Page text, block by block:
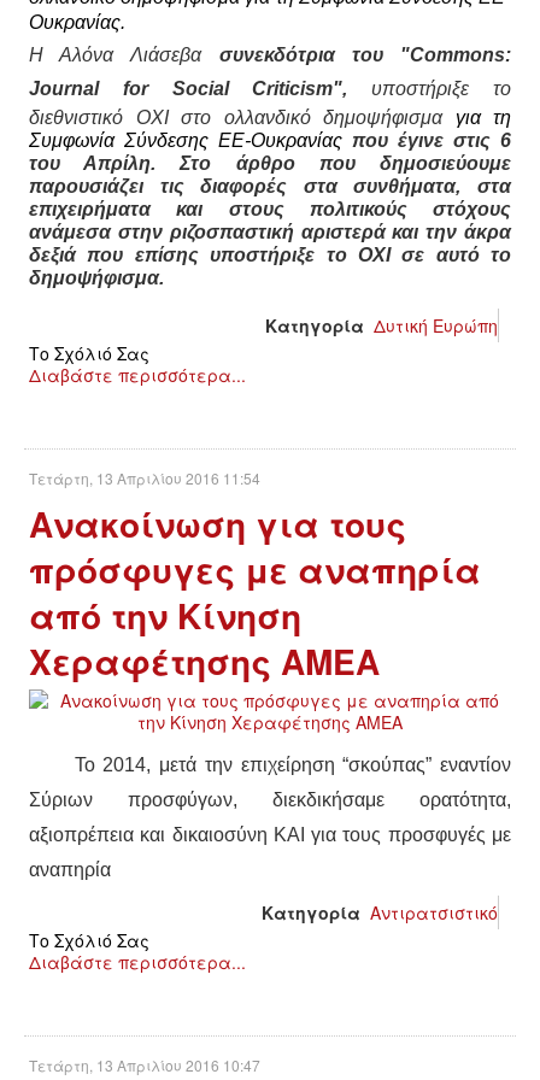
Ουκρανίας.
Η Αλόνα Λιάσεβα συνεκδότρια του "Commons:
Journal for Social Criticism",υποστήριξε το
διεθνιστικό ΟΧΙ στο ολλανδικό δημοψήφισμα για τη
Συμφωνία Σύνδεσης ΕΕ-Ουκρανίας που έγινε στις 6
του Απρίλη. Στο άρθρο που δημοσιεύουμε
παρουσιάζει τις διαφορές στα συνθήματα, στα
επιχειρήματα και στους πολιτικούς στόχους
ανάμεσα στην ριζοσπαστική αριστερά και την άκρα
δεξιά που επίσης υποστήριξε το ΟΧΙ σε αυτό το
δημοψήφισμα.
Κατηγορία Δυτική Ευρώπη
Το Σχόλιό Σας
Διαβάστε περισσότερα...
Τετάρτη, 13 Απριλίου 2016 11:54
Aνακοίνωση για τους
πρόσφυγες με αναπηρία
από την Κίνηση
Χεραφέτησης ΑΜΕΑ
Το 2014, μετά την επιχείρηση “σκούπας” εναντίον
Σύριων προσφύγων, διεκδικήσαμε ορατότητα,
αξιοπρέπεια και δικαιοσύνη ΚΑΙ για τους προσφυγές με
αναπηρία
Κατηγορία Αντιρατσιστικό
Το Σχόλιό Σας
Διαβάστε περισσότερα...
Τετάρτη, 13 Απριλίου 2016 10:47